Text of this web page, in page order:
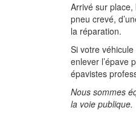
Arrivé sur place,
pneu crevé,
la réparation.
Si votre
enlever l’épave
épavistes
Nous sommes
la voie publique.